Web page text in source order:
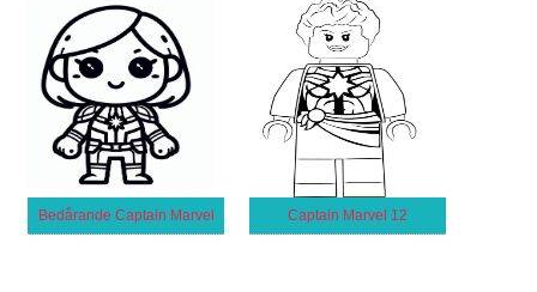
Bedårande Captain Marvel Captain Marvel 12